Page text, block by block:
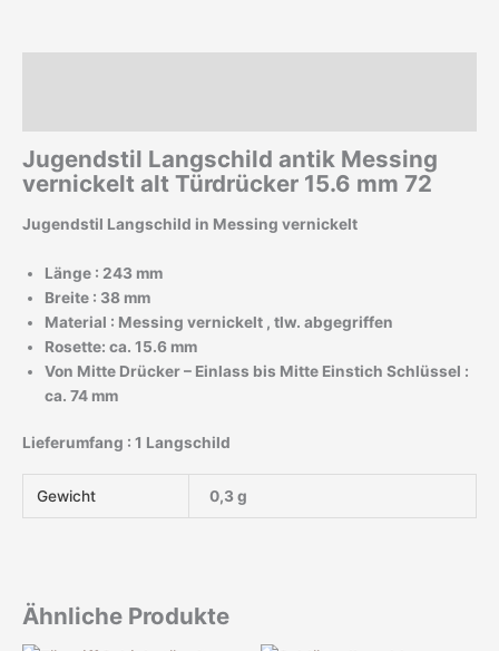
Jugendstil Langschild antik Messing
vernickelt alt Türdrücker 15.6 mm 72
Jugendstil Langschild in Messing vernickelt
Länge : 243 mm
Breite : 38 mm
Material : Messing vernickelt , tlw. abgegriffen
Rosette: ca. 15.6 mm
Von Mitte Drücker – Einlass bis Mitte Einstich Schlüssel :
ca. 74 mm
Lieferumfang : 1 Langschild
Gewicht 0,3 g
Ähnliche Produkte